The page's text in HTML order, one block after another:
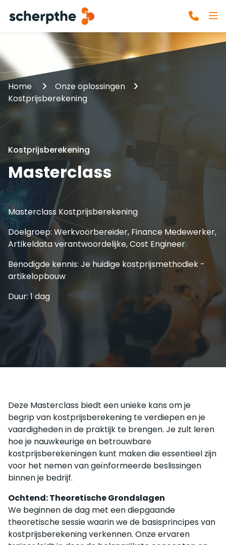
Home
Onze oplossingen
Kostprijsberekening
Kostprijsberekening
Masterclass
Masterclass Kostprijsberekening
Doelgroep: Werkvoorbereider, Finance Medewerker,
Artikeldata verantwoordelijke, Cost Engineer
Benodigde kennis: Je huidige kostprijsmethodiek -
artikelopbouw
Duur: 1 dag
Deze Masterclass biedt een unieke kans om je
begrip van kostprijsberekening te verdiepen en je
vaardigheden in de praktijk te brengen. Je zult leren
hoe je nauwkeurige en betrouwbare
kostprijsberekeningen kunt maken die essentieel zijn
voor het nemen van geïnformeerde beslissingen
binnen je bedrijf.
Ochtend: Theoretische Grondslagen
We beginnen de dag met een diepgaande
theoretische sessie waarin we de basisprincipes van
kostprijsberekening verkennen. Onze ervaren